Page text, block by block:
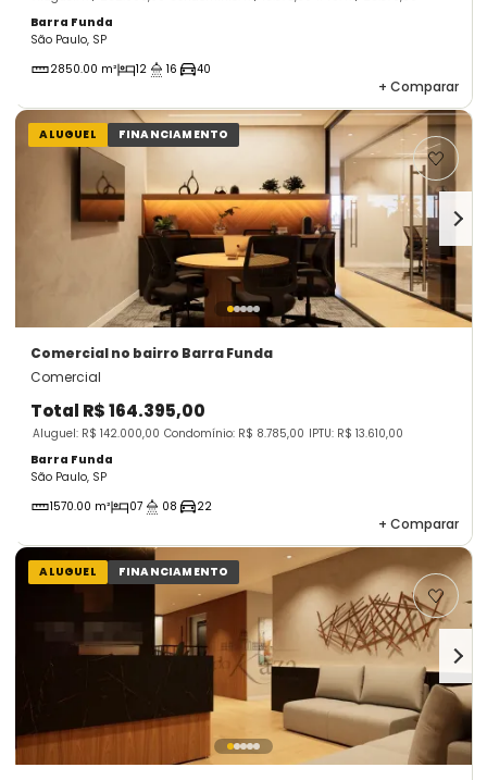
Barra Funda
São Paulo, SP
2850.00 m²
12 16 40
+ Comparar
ALUGUEL FINANCIAMENTO
Comercialno bairro Barra Funda
Comercial
Total R$ 164.395,00
Aluguel: R$ 142.000,00 Condomínio: R$ 8.785,00 IPTU: R$ 13.610,00
Barra Funda
São Paulo, SP
1570.00 m²
07 08 22
+ Comparar
ALUGUEL FINANCIAMENTO